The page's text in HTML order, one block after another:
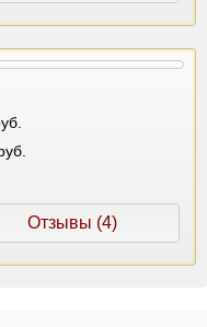
Отзывы (4)